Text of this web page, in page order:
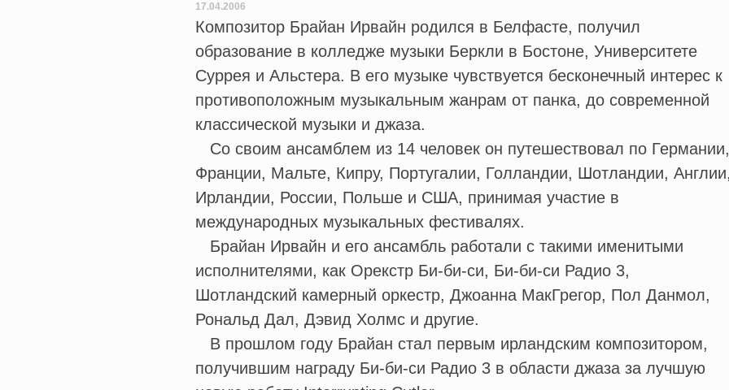
17.04.2006
Композитор Брайан Ирвайн родился в Белфасте, получил
образование в колледже музыки Беркли в Бостоне, Университете
Суррея и Альстера. В его музыке чувствуется бесконечный интерес к
противоположным музыкальным жанрам от панка, до современной
классической музыки и джаза.
Со своим ансамблем из 14 человек он путешествовал по Германии,
Франции, Мальте, Кипру, Португалии, Голландии, Шотландии,
Ирландии, России, Польше и США, принимая участие в
международных музыкальных фестивалях.
Брайан Ирвайн и его ансамбль работали с такими именитыми
исполнителями, как Орекстр Би-би-си, Би-би-си Радио 3,
Шотландский камерный оркестр, Джоанна МакГрегор, Пол Данмол,
Рональд Дал, Дэвид Холмс и другие.
В прошлом году Брайан стал первым ирландским композитором,
получившим награду Би-би-си Радио 3 в области джаза за лучшую